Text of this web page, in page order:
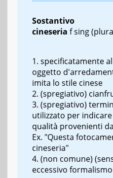
Sostantivo
cineseria f sing
specificatamente
oggetto
imita lo stile cinese
(spregiativo)
(spregiativo)
utilizzato per
qualità provenienti
Ex. "Questa
cineseria"
(non comune)
eccessivo